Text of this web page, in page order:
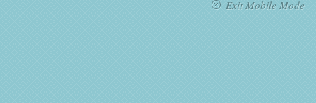
Exit Mobile Mode